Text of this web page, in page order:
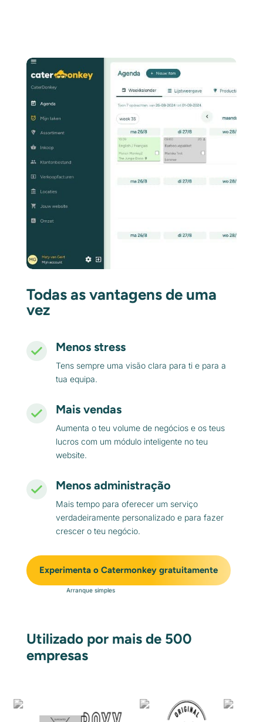
Todas as vantagens de uma
vez
Menos stress
Tens sempre uma visão clara para ti e para a
tua equipa.
Mais vendas
Aumenta o teu volume de negócios e os teus
lucros com um módulo inteligente no teu
website.
Menos administração
Mais tempo para oferecer um serviço
verdadeiramente personalizado e para fazer
crescer o teu negócio.
Experimenta o Catermonkey gratuitamente
Arranque simples
Utilizado por mais de 500
empresas